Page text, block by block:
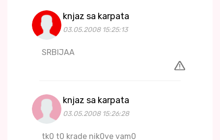
knjaz sa karpata
03.05.2008 15:25:13
SRBIJAA
knjaz sa karpata
03.05.2008 15:26:28
tk0 t0 krade nik0ve vam0